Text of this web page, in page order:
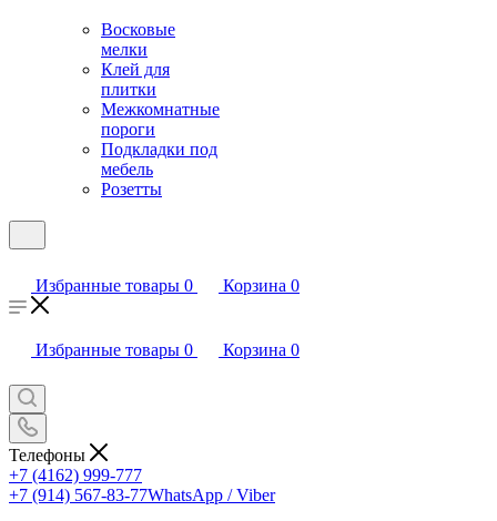
Восковые
мелки
Клей для
плитки
Межкомнатные
пороги
Подкладки под
мебель
Розетты
Избранные товары 0 Корзина 0
Избранные товары 0 Корзина 0
Телефоны
+7 (4162) 999-777
+7 (914) 567-83-77WhatsApp / Viber